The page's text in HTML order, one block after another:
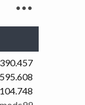
•••
390.457
104.748